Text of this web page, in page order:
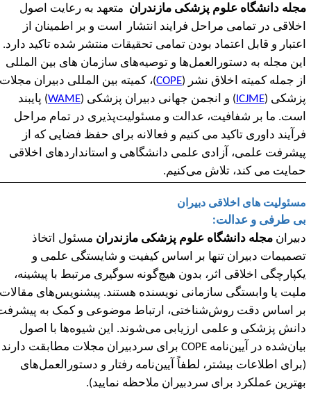
دانشگاه علوم پزشکی مازندران متعهد به رعایت اصول
در تمامی مراحل فرایند انتشار استو بر اطمینان از
و قابل اعتماد بودن تمامی تحقیقات منتشر شده تاکید دارد.
مجله به دستورالعملها و توصیههای سازمان های بین المللی
جمله کمیته اخلاق نشر ( COPE)، کمیته بین المللی دبیران مجلات
(
ICJME) و انجمن جهانی دبیران پزشکی ( WAME) پایبند
ما بر شفافیت، عدالت و مسئولیتپذیری در تمام مراحل
داوری تاکید می کنیم و فعالانه برای حفظ فضایی که از
علمی، آزادی علمی دانشگاهی و استانداردهای اخلاقی
می کند، تلاش میکنیم.
های اخلاقی دبیران
طرفی و عدالت:
مجله دانشگاه علوم پزشکی مازندرانمسئول اتخاذ
دبیران تنها بر اساس کیفیت و شایستگی علمی و
اخلاقی اثر، بدون هیچگونه سوگیری مرتبط با پیشینه،
یا وابستگی سازمانی نویسنده هستند. پیشنویسهای مقالات
اساس دقت روش‌شناختی، ارتباط موضوعی و کمک به پیشرفت
پزشکی و علمی ارزیابی می‌شوند. این شیوه‌ها با اصول
در آیین‌نامهCOPEبرای سردبیران مجلات مطابقت دارند
اطلاعات بیشتر، لطفاً آیین‌نامه رفتار و دستورالعمل‌های
عملکرد برای سردبیران ملاحظه نمایید).